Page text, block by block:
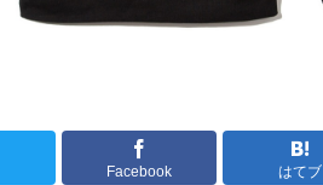
Facebook はてブ